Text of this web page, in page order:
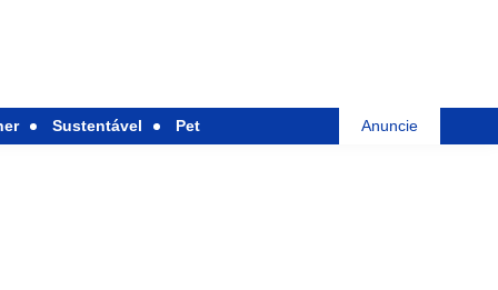
Sustentável Pet Anuncie